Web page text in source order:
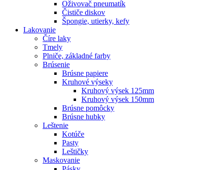
Oživovač pneumatík
Čističe diskov
Špongie, utierky, kefy
Lakovanie
Číre laky
Tmely
Plniče, základné farby
Brúsenie
Brúsne papiere
Kruhové výseky
Kruhový výsek 125mm
Kruhový výsek 150mm
Brúsne pomôcky
Brúsne hubky
Leštenie
Kotúče
Pasty
Leštičky
Maskovanie